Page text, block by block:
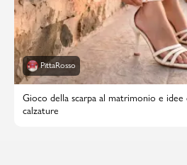
PittaRosso
Gioco della scarpa al matrimonio e
calzature